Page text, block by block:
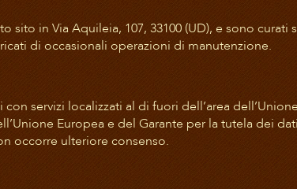
in Via Aquileia, 107, 33100 (UD), e sono curati
di occasionali operazioni di manutenzione.
servizi localizzati al di fuori dell’area
Europea e del Garante per la tutela dei
occorre ulteriore consenso.